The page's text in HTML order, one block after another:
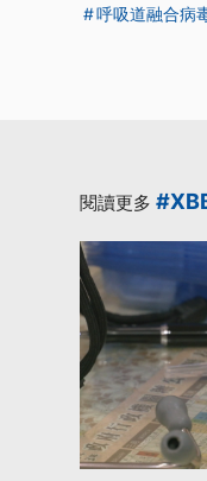
呼吸道融合病
閱讀更多